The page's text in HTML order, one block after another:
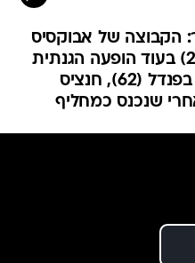
הקבוצה של אבוקסיס
ספגה מסיסה (4) וחטיב (25) בעוד הופעה הגנתית
רעה. ניקולאסקו רק צימק בפנדל (62), חנציס